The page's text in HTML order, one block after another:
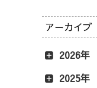
アーカイブ
2026年
2025年